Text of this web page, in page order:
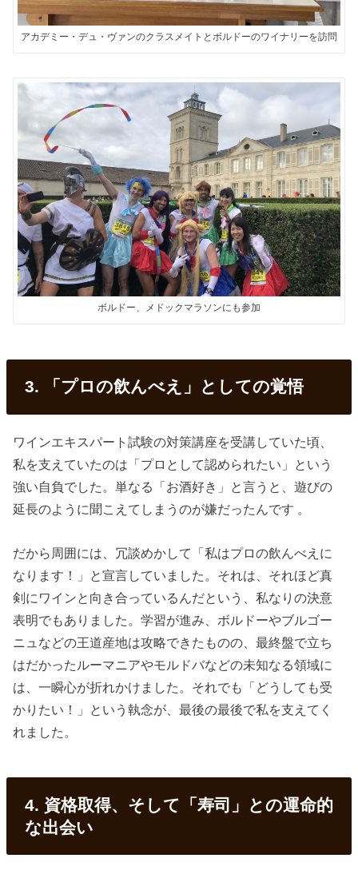
アカデミー・デュ・ヴァンのクラスメイトとボルドーのワイナリーを訪問
ボルドー、メドックマラソンにも参加
3. 「プロの飲んべえ」としての覚悟
ワインエキスパート試験の対策講座を受講していた頃、
私を支えていたのは「プロとして認められたい」という
強い自負でした。単なる「お酒好き」と言うと、遊びの
延長のように聞こえてしまうのが嫌だったんです 。
だから周囲には、冗談めかして「私はプロの飲んべえに
なります！」と宣言していました。それは、それほど真
剣にワインと向き合っているんだという、私なりの決意
表明でもありました。学習が進み、ボルドーやブルゴー
ニュなどの王道産地は攻略できたものの、最終盤で立ち
はだかったルーマニアやモルドバなどの未知なる領域に
は、一瞬心が折れかけました。それでも「どうしても受
かりたい！」という執念が、最後の最後で私を支えてく
れました。
4. 資格取得、そして「寿司」との運命的
な出会い